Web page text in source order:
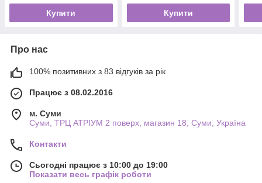
Купити Купити
Про нас
100% позитивних з 83 відгуків за рік
Працює з 08.02.2016
м. Суми
Суми, ТРЦ АТРІУМ 2 поверх, магазин 18, Суми, Україна
Контакти
Сьогодні працює з 10:00 до 19:00
Показати весь графік роботи